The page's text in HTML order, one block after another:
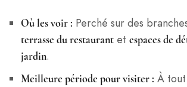
Où les voir : Perché sur des
terrasse du restaurantet espaces de
jardin.
Meilleure période pour visiter : À